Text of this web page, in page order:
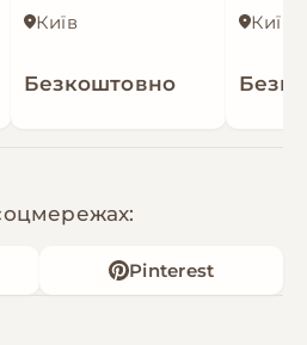
Київ
Безкоштовно
Київ
Pinterest